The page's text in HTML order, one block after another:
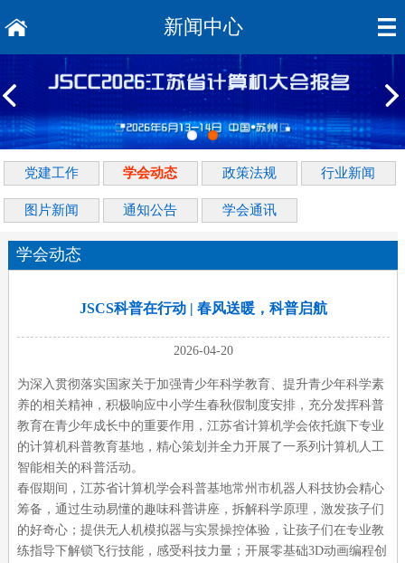
新闻中心
党建工作 学会动态 政策法规 行业新闻
图片新闻 通知公告 学会通讯
学会动态
JSCS科普在行动 | 春风送暖，科普启航
2026-04-20
为深入贯彻落实国家关于加强青少年科学教育、提升青少年科学素
养的相关精神，积极响应中小学生春秋假制度安排，充分发挥科普
教育在青少年成长中的重要作用，江苏省计算机学会依托旗下专业
的计算机科普教育基地，精心策划并全力开展了一系列计算机人工
智能相关的科普活动。
春假期间，江苏省计算机学会科普基地常州市机器人科技协会精心
筹备，通过生动易懂的趣味科普讲座，拆解科学原理，激发孩子们
的好奇心；提供无人机模拟器与实景操控体验，让孩子们在专业教
练指导下解锁飞行技能，感受科技力量；开展零基础3D动画编程创